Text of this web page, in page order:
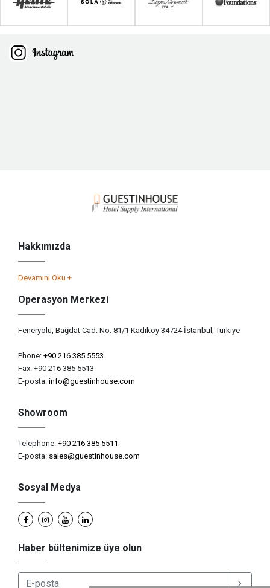
Hakkımızda
Devamını Oku +
Operasyon Merkezi
Feneryolu, Bağdat Cad. No: 81/1 Kadıköy 34724 İstanbul, Türkiye
Phone: +90 216 385 5553
Fax: +90 216 385 5513
E-posta: info@guestinhouse.com
Showroom
Telephone: +90 216 385 5511
E-posta: sales@guestinhouse.com
Sosyal Medya
Haber bültenimize üye olun